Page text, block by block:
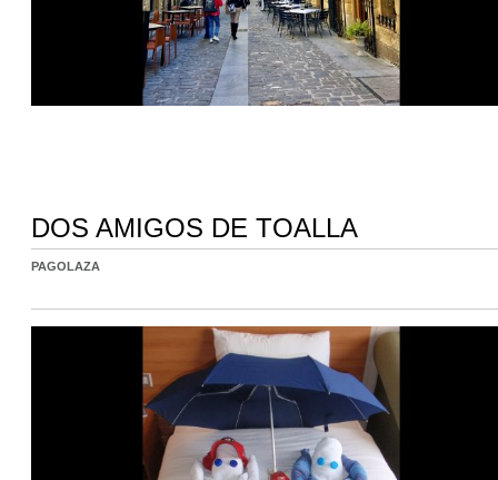
DOS AMIGOS DE TOALLA
PAGOLAZA